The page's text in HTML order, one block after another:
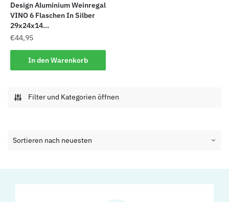
Design Aluminium Weinregal
VINO 6 Flaschen In Silber
29x24x14...
€44,95
In den Warenkorb
Filter und Kategorien öffnen